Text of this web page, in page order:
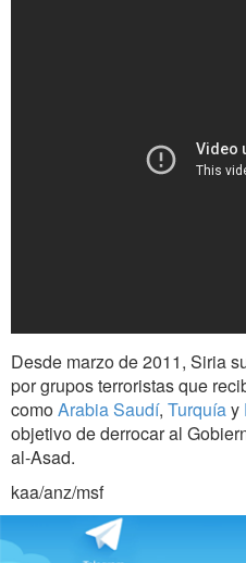
Desde marzo de 2011, Siria
por grupos terroristas que
comoArabia Saudí, Turquíay
objetivo de derrocar al
al-Asad.
kaa/anz/msf